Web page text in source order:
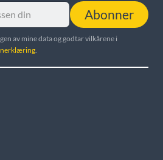
Abonner
av mine data og godtar vilkårene i